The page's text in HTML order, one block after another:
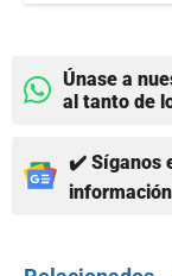
Únase a
al tanto de
✔️ Síganos